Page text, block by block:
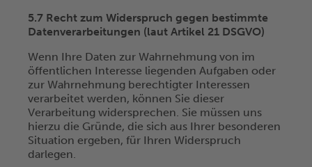
5.7 Recht zum Widerspruch gegen bestimmte
Datenverarbeitungen (laut Artikel 21 DSGVO)
Wenn Ihre Daten zur Wahrnehmung von im
öffentlichen Interesse liegenden Aufgaben oder
zur Wahrnehmung berechtigter Interessen
verarbeitet werden, können Sie dieser
Verarbeitung widersprechen. Sie müssen uns
hierzu die Gründe, die sich aus Ihrer besonderen
Situation ergeben, für Ihren Widerspruch
darlegen.